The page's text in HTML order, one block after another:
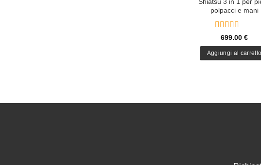
Shiatsu 3 in 1 per
polpacci e mani
Valutato5
699.00 €
Aggiungi al carrello